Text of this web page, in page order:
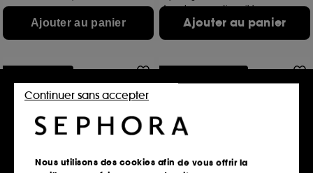
Ajouter au panier
6 contenances disponibles
Ajouter au panier
Nous utilisons des cookies afin de vous offrir la
Continuer sans accepter